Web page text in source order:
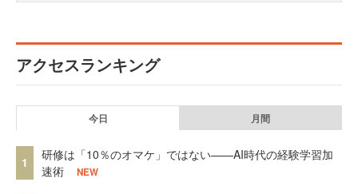
アクセスランキング
今日 月間
1
研修は「10％のオマケ」ではない——AI時代の経験学習加
速術
NEW